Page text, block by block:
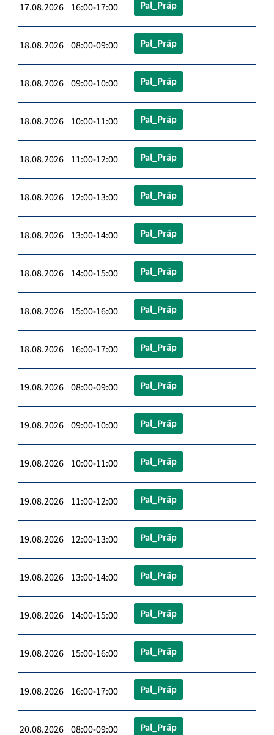
17.08.2026 16:00-17:00 Pal_Präp
18.08.2026 08:00-09:00 Pal_Präp
18.08.2026 09:00-10:00 Pal_Präp
18.08.2026 10:00-11:00 Pal_Präp
18.08.2026 11:00-12:00 Pal_Präp
18.08.2026 12:00-13:00 Pal_Präp
18.08.2026 13:00-14:00 Pal_Präp
18.08.2026 14:00-15:00 Pal_Präp
18.08.2026 15:00-16:00 Pal_Präp
18.08.2026 16:00-17:00 Pal_Präp
19.08.2026 08:00-09:00 Pal_Präp
19.08.2026 09:00-10:00 Pal_Präp
19.08.2026 10:00-11:00 Pal_Präp
19.08.2026 11:00-12:00 Pal_Präp
19.08.2026 12:00-13:00 Pal_Präp
19.08.2026 13:00-14:00 Pal_Präp
19.08.2026 14:00-15:00 Pal_Präp
19.08.2026 15:00-16:00 Pal_Präp
19.08.2026 16:00-17:00 Pal_Präp
20.08.2026 08:00-09:00 Pal_Präp